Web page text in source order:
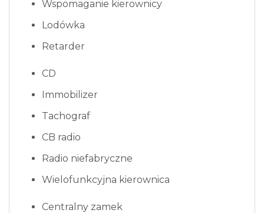
Wspomaganie kierownicy
Lodówka
Retarder
CD
Immobilizer
Tachograf
CB radio
Radio niefabryczne
Wielofunkcyjna kierownica
Centralny zamek